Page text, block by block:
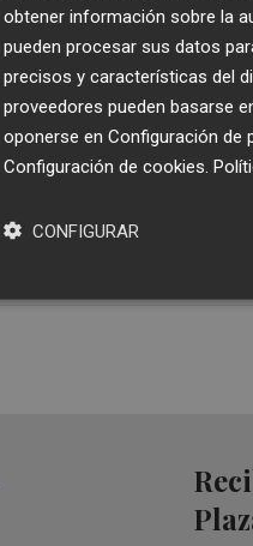
obtener información sobre la
pueden procesar sus datos
precisos y características del
proveedores pueden basarse
oponerse en Configuración de
Configuración de cookies
CONFIGURAR